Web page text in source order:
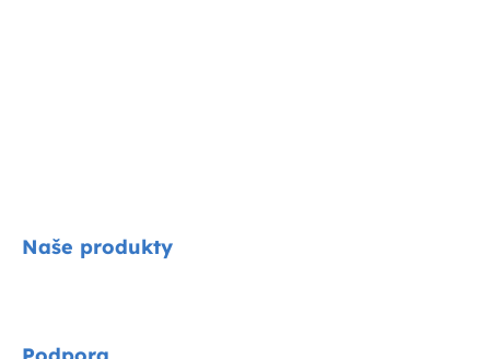
Naše produkty